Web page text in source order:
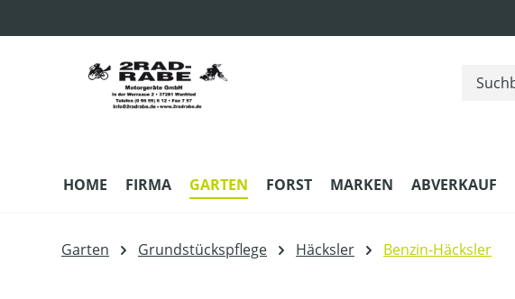
HOME FIRMA GARTEN FORST MARKEN ABVERKAUF
Garten Grundstückspflege Häcksler Benzin-Häcksler